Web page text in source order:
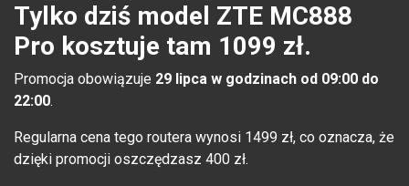
Tylko dziś model ZTE MC888
Pro kosztuje tam 1099 zł.
Promocja obowiązuje 29 lipca w godzinach od 09:00 do
22:00.
Regularna cena tego routera wynosi 1499 zł, co oznacza, że
dzięki promocji oszczędzasz 400 zł.